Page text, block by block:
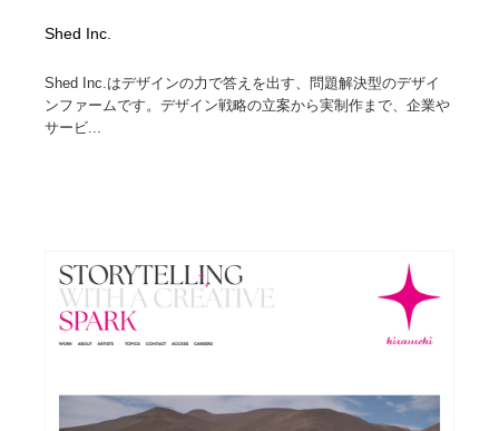
Shed Inc.
Shed Inc.はデザインの力で答えを出す、問題解決型のデザイ
ンファームです。デザイン戦略の立案から実制作まで、企業や
サービ...